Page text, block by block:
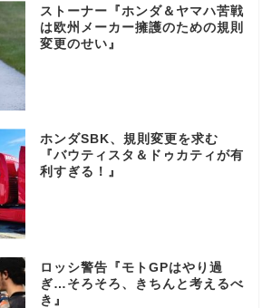
ストーナー『ホンダ＆ヤマハ苦戦
は欧州メーカー擁護のための規則
変更のせい』
ホンダSBK、規則変更を求む
『バウティスタ＆ドゥカティが有
利すぎる！』
ロッシ警告『モトGPはやり過
ぎ…そろそろ、きちんと考えるべ
き』